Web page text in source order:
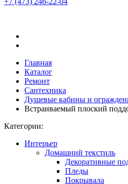
Главная
Каталог
Ремонт
Сантехника
Душевые кабины и
Встраиваемый плоский
Категории:
Интерьер
Домашний текстиль
Декоративные
Пледы
Покрывала